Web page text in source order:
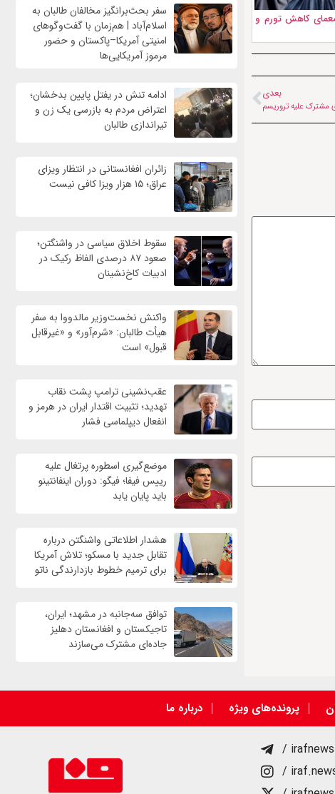
کاهش تورم و
بعدی
مشترک علیه تروریسم
سفر بحث‌برانگیز مخالفان طالبان به
اسلام‌آباد | هم‌زمان با گفت‌وگوهای
امنیتی آمریکا–پاکستان و حضور
مرموز آمریکایی‌ها
ادامه تنش در یفتل پایین بدخشان؛
اعتراض مردم به بازرسی یک زن و
تیراندازی طالبان
زائران افغانستانی در انتظار ویزای
عراق؛ ۱۵ هزار ویزا کافی نیست
سقوط اخلاق سیاسی در واشنگتن؛
صعود ۸۷ درصدی الفاظ رکیک در
ادبیات کاخ‌نشینان
واکنش نخست‌وزیر مالدووا به سفر
هیأت طالبان: «شرم‌آور» و «غیرقابل
قبول» است
عقب‌نشینی ترامپ پشت نقاب
تهدید؛ تثبیت اقتدار ایران در هرمز و
انفعال دیپلماسی فشار
موضع‌گیری اسطوره پرتغال علیه
رییس فیفا؛ فیگو: دوران اینفانتینو
باید پایان یابد
هشدار اطلاعاتی واشنگتن درباره
تقابل جدید با مسکو؛ تلاش آمریکا
برای ترمیم خطوط بازدارندگی ناتو
توافق سه‌جانبه در مشهد؛ ایران،
تاجیکستان و افغانستان دهلیز
جاده‌ای مشترک می‌سازند
پرونده‌های ویژه درباره ما
/
/